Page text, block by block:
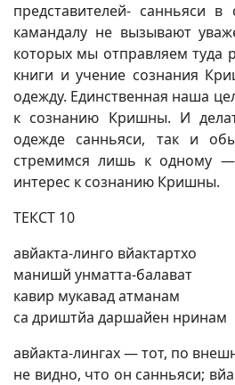
представителей- санньяси
камандалу не вызывают
которых мы отправляем туда
книги и учение сознания
одежду. Единственная наша
к сознанию Кришны. И
одежде санньяси, так и
стремимся лишь к одному
интерес к сознанию Кришны.
ТЕКСТ 10
авйакта-линго вйактартхо
манишй унматта-балават
кавир мукавад атманам
са дриштйа даршайен нринам
авйакта-лингах — тот, по
не видно, что он санньяси;